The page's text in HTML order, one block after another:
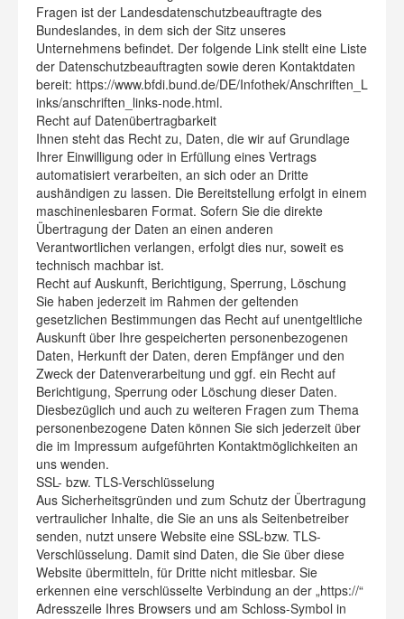
Fragen ist der Landesdatenschutzbeauftragte des
Bundeslandes, in dem sich der Sitz unseres
Unternehmens befindet. Der folgende Link stellt eine Liste
der Datenschutzbeauftragten sowie deren Kontaktdaten
bereit: https://www.bfdi.bund.de/DE/Infothek/Anschriften_L
inks/anschriften_links-node.html.
Recht auf Datenübertragbarkeit
Ihnen steht das Recht zu, Daten, die wir auf Grundlage
Ihrer Einwilligung oder in Erfüllung eines Vertrags
automatisiert verarbeiten, an sich oder an Dritte
aushändigen zu lassen. Die Bereitstellung erfolgt in einem
maschinenlesbaren Format. Sofern Sie die direkte
Übertragung der Daten an einen anderen
Verantwortlichen verlangen, erfolgt dies nur, soweit es
technisch machbar ist.
Recht auf Auskunft, Berichtigung, Sperrung, Löschung
Sie haben jederzeit im Rahmen der geltenden
gesetzlichen Bestimmungen das Recht auf unentgeltliche
Auskunft über Ihre gespeicherten personenbezogenen
Daten, Herkunft der Daten, deren Empfänger und den
Zweck der Datenverarbeitung und ggf. ein Recht auf
Berichtigung, Sperrung oder Löschung dieser Daten.
Diesbezüglich und auch zu weiteren Fragen zum Thema
personenbezogene Daten können Sie sich jederzeit über
die im Impressum aufgeführten Kontaktmöglichkeiten an
uns wenden.
SSL- bzw. TLS-Verschlüsselung
Aus Sicherheitsgründen und zum Schutz der Übertragung
vertraulicher Inhalte, die Sie an uns als Seitenbetreiber
senden, nutzt unsere Website eine SSL-bzw. TLS-
Verschlüsselung. Damit sind Daten, die Sie über diese
Website übermitteln, für Dritte nicht mitlesbar. Sie
erkennen eine verschlüsselte Verbindung an der „https://“
Adresszeile Ihres Browsers und am Schloss-Symbol in